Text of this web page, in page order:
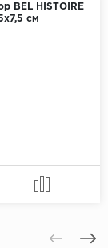
BEL HISTOIRE
см